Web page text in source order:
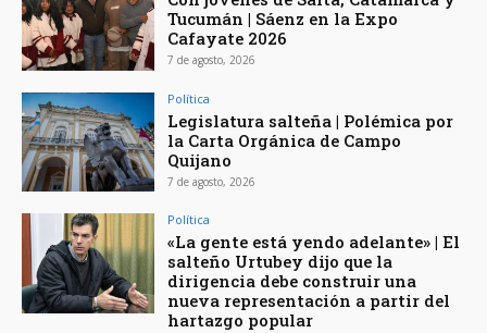
Tucumán | Sáenz en la Expo
Cafayate 2026
7 de agosto, 2026
Política
Legislatura salteña | Polémica por
la Carta Orgánica de Campo
Quijano
7 de agosto, 2026
Política
«La gente está yendo adelante» | El
salteño Urtubey dijo que la
dirigencia debe construir una
nueva representación a partir del
hartazgo popular